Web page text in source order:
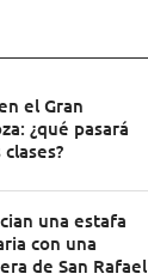
el Gran
¿qué pasará
una estafa
con una
de San Rafael